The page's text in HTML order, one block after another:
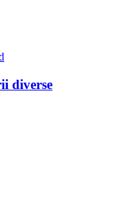
diverse